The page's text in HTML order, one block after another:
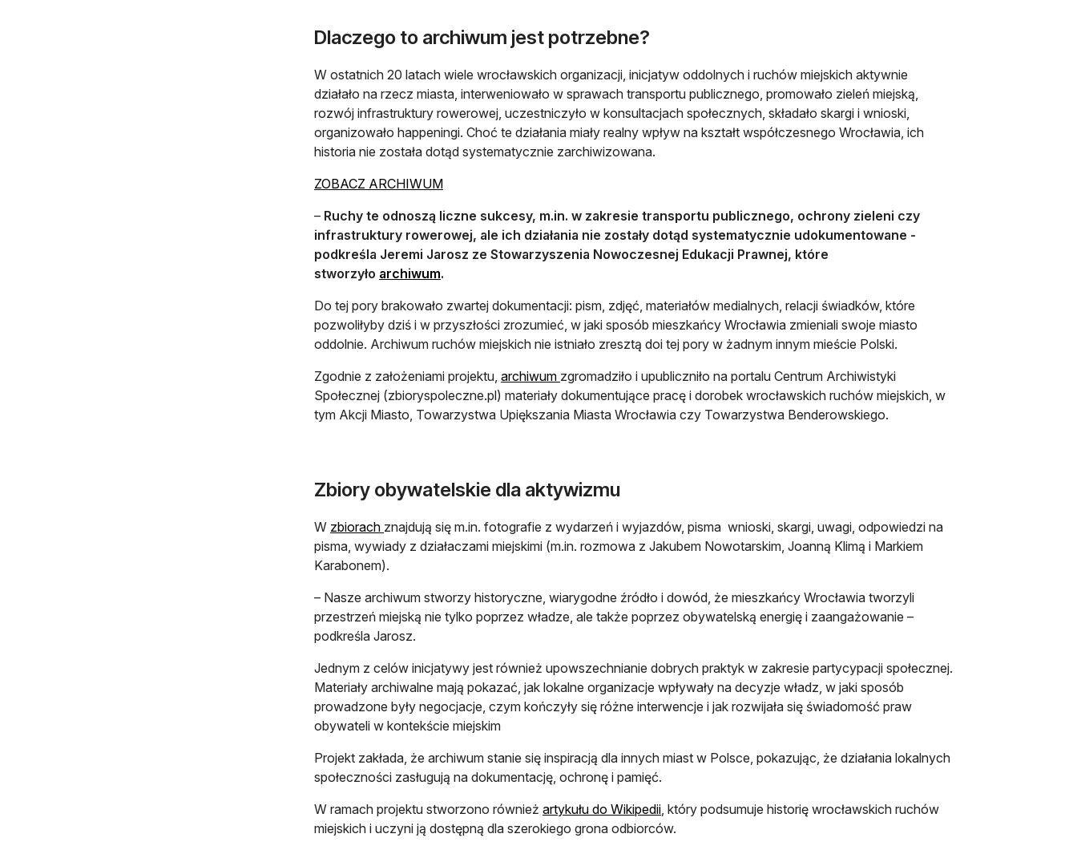
Dlaczego to archiwum jest potrzebne?
W ostatnich 20 latach wiele wrocławskich organizacji, inicjatyw oddolnych i ruchów miejskich aktywnie
działało na rzecz miasta, interweniowało w sprawach transportu publicznego, promowało zieleń miejską,
rozwój infrastruktury rowerowej, uczestniczyło w konsultacjach społecznych, składało skargi i wnioski,
organizowało happeningi. Choć te działania miały realny wpływ na kształt współczesnego Wrocławia, ich
historia nie została dotąd systematycznie zarchiwizowana.
ZOBACZ ARCHIWUMotwiera się w nowej karcie
– Ruchy te odnoszą liczne sukcesy, m.in. w zakresie transportu publicznego, ochrony zieleni czy
infrastruktury rowerowej, ale ich działania nie zostały dotąd systematycznie udokumentowane -
podkreśla Jeremi Jarosz ze Stowarzyszenia Nowoczesnej Edukacji Prawnej, które
stworzyło archiwumotwiera się w nowej karcie
.
Do tej pory brakowało zwartej dokumentacji: pism, zdjęć, materiałów medialnych, relacji świadków, które
pozwoliłyby dziś i w przyszłości zrozumieć, w jaki sposób mieszkańcy Wrocławia zmieniali swoje miasto
oddolnie. Archiwum ruchów miejskich nie istniało zresztą doi tej pory w żadnym innym mieście Polski.
Zgodnie z założeniami projektu, archiwum otwiera się w nowej karcie
zgromadziło i upubliczniło na portalu Centrum Archiwistyki
Społecznej (zbioryspoleczne.pl) materiały dokumentujące pracę i dorobek wrocławskich ruchów miejskich, w
tym Akcji Miasto, Towarzystwa Upiększania Miasta Wrocławia czy Towarzystwa Benderowskiego.
Zbiory obywatelskie dla aktywizmu
W zbiorach otwiera się w nowej karcie
znajdują się m.in. fotografie z wydarzeń i wyjazdów, pisma wnioski, skargi, uwagi, odpowiedzi na
pisma, wywiady z działaczami miejskimi (m.in. rozmowa z Jakubem Nowotarskim, Joanną Klimą i Markiem
Karabonem).
– Nasze archiwum stworzy historyczne, wiarygodne źródło i dowód, że mieszkańcy Wrocławia tworzyli
przestrzeń miejską nie tylko poprzez władze, ale także poprzez obywatelską energię i zaangażowanie –
podkreśla Jarosz.
Jednym z celów inicjatywy jest również upowszechnianie dobrych praktyk w zakresie partycypacji społecznej.
Materiały archiwalne mają pokazać, jak lokalne organizacje wpływały na decyzje władz, w jaki sposób
prowadzone były negocjacje, czym kończyły się różne interwencje i jak rozwijała się świadomość praw
obywateli w kontekście miejskim
Projekt zakłada, że archiwum stanie się inspiracją dla innych miast w Polsce, pokazując, że działania lokalnych
społeczności zasługują na dokumentację, ochronę i pamięć.
W ramach projektu stworzono również artykułu do Wikipediiotwiera się w nowej karcie
, który podsumuje historię wrocławskich ruchów
miejskich i uczyni ją dostępną dla szerokiego grona odbiorców.